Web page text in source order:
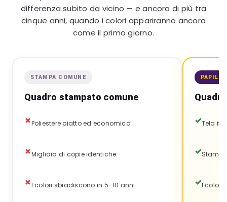
differenza subito da vicino — e ancora di più tra
cinque anni, quando i colori appariranno ancora
come il primo giorno.
STAMPA COMUNE
Quadro stampato comune
Poliestere piatto ed economico
Migliaia di copie identiche
I colori sbiadiscono in 5–10 anni
Tela
I colori